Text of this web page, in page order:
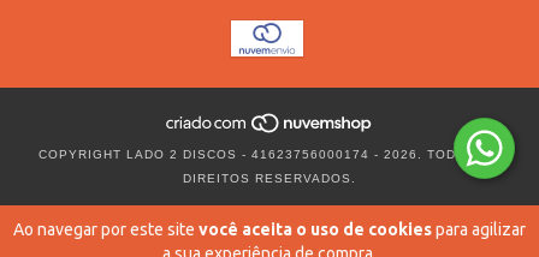
Ao navegar por este site você aceita o uso de cookiespara agilizar
COPYRIGHT LADO 2 DISCOS - 41623756000174 - 2026. TODOS OS
DIREITOS RESERVADOS.